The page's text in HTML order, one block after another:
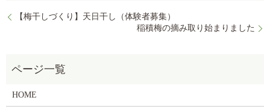
【梅干しづくり】天日干し（体験者募集）
稲積梅の摘み取り始まりました
HOME